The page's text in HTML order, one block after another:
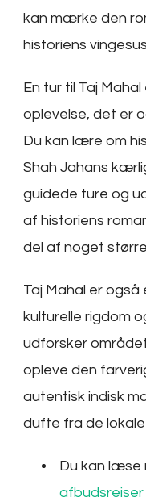
kan mærke den
historiens
En tur til Taj
oplevelse, det er
Du kan lære om
Shah Jahans
guidede ture og
af historiens
del af noget
Taj Mahal er også
kulturelle rigdom
udforsker
opleve den
autentisk indisk
dufte fra de
Du kan læse
afbudsrejser